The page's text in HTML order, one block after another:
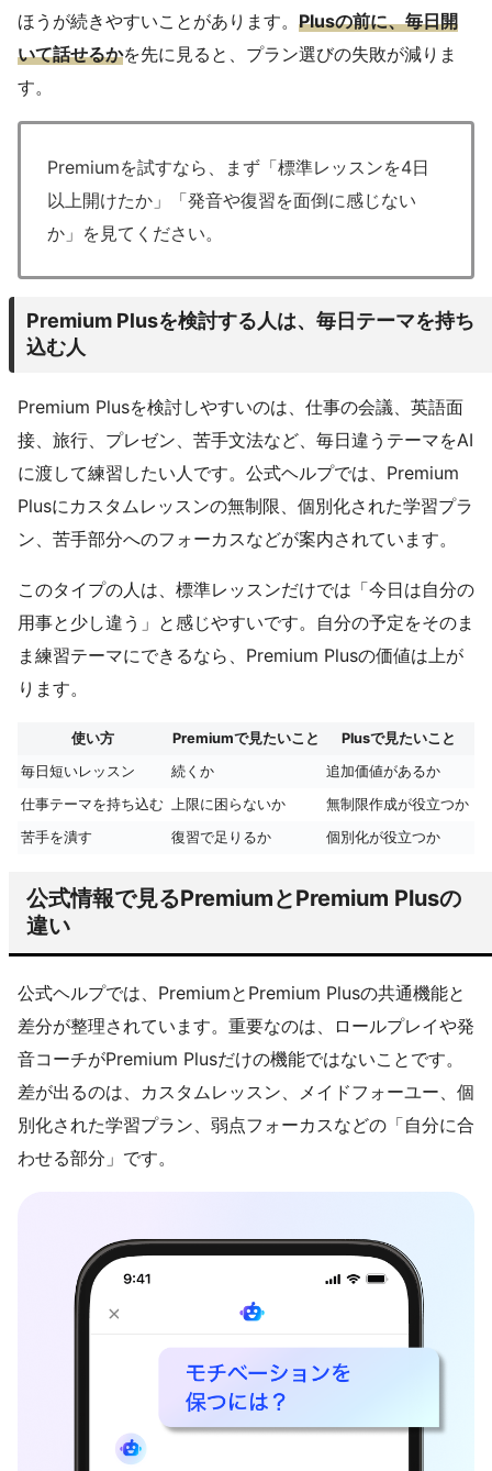
ほうが続きやすいことがあります。 Plusの前に、毎日開
いて話せるかを先に見ると、プラン選びの失敗が減りま
す。
Premiumを試すなら、まず「標準レッスンを4日
以上開けたか」「発音や復習を面倒に感じない
か」を見てください。
Premium Plusを検討する人は、毎日テーマを持ち
込む人
Premium Plusを検討しやすいのは、仕事の会議、英語面
接、旅行、プレゼン、苦手文法など、毎日違うテーマをAI
に渡して練習したい人です。公式ヘルプでは、Premium
Plusにカスタムレッスンの無制限、個別化された学習プラ
ン、苦手部分へのフォーカスなどが案内されています。
このタイプの人は、標準レッスンだけでは「今日は自分の
用事と少し違う」と感じやすいです。自分の予定をそのま
ま練習テーマにできるなら、Premium Plusの価値は上が
ります。
使い方 Premiumで見たいこと
Plusで見たいこと
毎日短いレッスン
続くか
追加価値があるか
仕事テーマを持ち込む 上限に困らないか
無制限作成が役立つか
苦手を潰す
復習で足りるか 個別化が役立つか
公式情報で見るPremiumとPremium Plusの
違い
公式ヘルプでは、PremiumとPremium Plusの共通機能と
差分が整理されています。重要なのは、ロールプレイや発
音コーチがPremium Plusだけの機能ではないことです。
差が出るのは、カスタムレッスン、メイドフォーユー、個
別化された学習プラン、弱点フォーカスなどの「自分に合
わせる部分」です。